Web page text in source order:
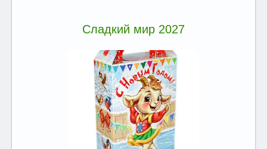
Сладкий мир 2027